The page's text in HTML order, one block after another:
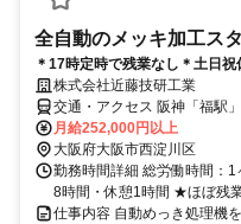
全自動のメッキ加工ス
＊17時定時で残業なし＊土日
株式会社近藤技研工業
交通・アクセス 阪神「福駅
月給252,000円以上
大阪府大阪市西淀川区
勤務時間詳細 総労働時間：
8時間・休憩1時間 ★ほぼ残
仕事内容 自動めっき処理機